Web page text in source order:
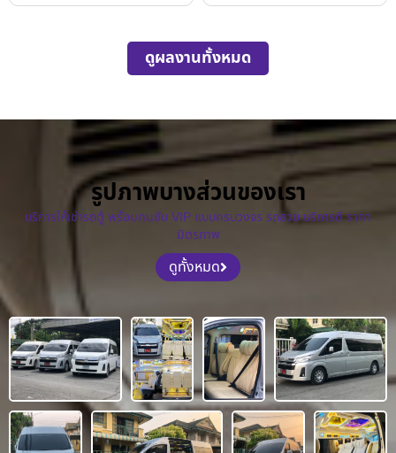
ดูผลงานทั้งหมด
รูปภาพบางส่วนของเรา
บริการให้เช่ารถตู้ พร้อมคนขับ VIP แบบครบวงจร รถสวย บริการดี ราคา
มิตรภาพ
ดูทั้งหมด